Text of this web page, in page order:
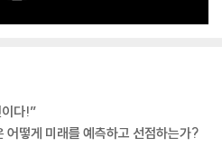
아침식사를 하며 그를 만났다. 인터
자신의 의견을 바꾸곤 했다. 그는 비전
으로도 먼 미래를 내다볼 수 있었다.
다!”
어떻게 미래를 예측하고 선점하는가?